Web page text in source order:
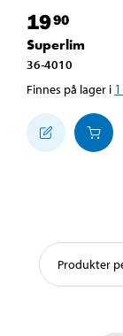
1990
Superlim
36-4010
Finnes på lager i 1
Produkter